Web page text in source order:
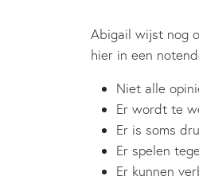
Abigail wijst nog
hier in een
Niet alle
Er wordt te
Er is soms
Er spelen
Er kunnen